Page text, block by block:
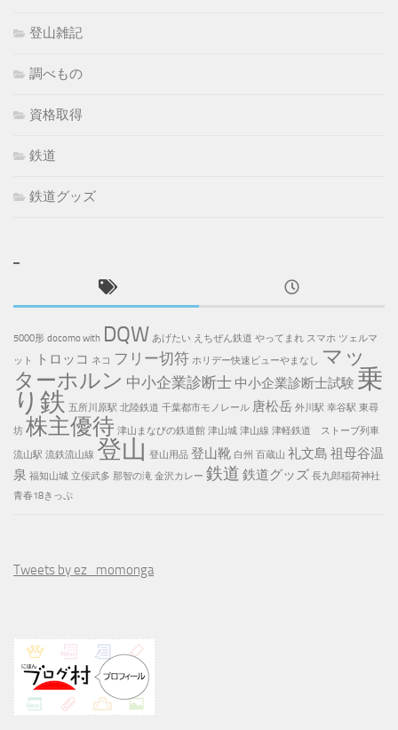
登山雑記
調べもの
資格取得
鉄道
鉄道グッズ
5000形 docomo with DQW あげたい えちぜん鉄道 やってまれ スマホ ツェルマ
ット
トロッコ ネコ フリー切符 ホリデー快速ビューやまなし マッ
ターホルン 中小企業診断士 中小企業診断士試験 乗
り鉄 五所川原駅 北陸鉄道 千葉都市モノレール 唐松岳 外川駅 幸谷駅 東尋
坊 株主優待 津山まなびの鉄道館 津山城 津山線 津軽鉄道 ストーブ列車
流山駅 流鉄流山線 登山 登山用品 登山靴 白州 百蔵山 礼文島 祖母谷温
泉 福知山城 立佞武多 那智の滝 金沢カレー 鉄道 鉄道グッズ 長九郎稲荷神社
青春18きっぷ
Tweets by ez_momonga